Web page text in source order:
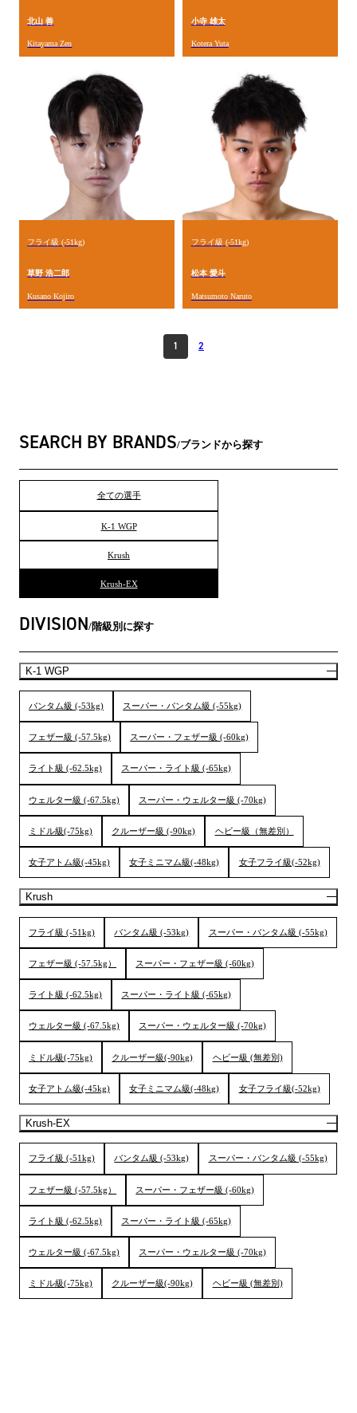
北山 善
Kitayama Zen
小寺 雄太
Kotera Yuta
フライ級 (-51kg)
草野 浩二郎
Kusano Kojiro
フライ級 (-51kg)
松本 愛斗
Matsumoto Naruto
1 2
SEARCH BY BRANDS ブランドから探す
全ての選手
K-1 WGP
Krush
Krush-EX
DIVISION 階級別に探す
K-1 WGP
バンタム級 (-53kg) スーパー・バンタム級 (-55kg)
フェザー級 (-57.5kg) スーパー・フェザー級 (-60kg)
ライト級 (-62.5kg) スーパー・ライト級 (-65kg)
ウェルター級 (-67.5kg) スーパー・ウェルター級 (-70kg)
ミドル級(-75kg) クルーザー級 (-90kg) ヘビー級（無差別）
女子アトム級(-45kg) 女子ミニマム級(-48kg) 女子フライ級(-52kg)
Krush
フライ級 (-51kg) バンタム級 (-53kg) スーパー・バンタム級 (-55kg)
フェザー級 (-57.5kg） スーパー・フェザー級 (-60kg)
ライト級 (-62.5kg) スーパー・ライト級 (-65kg)
ウェルター級 (-67.5kg) スーパー・ウェルター級 (-70kg)
ミドル級(-75kg) クルーザー級(-90kg) ヘビー級 (無差別)
女子アトム級(-45kg) 女子ミニマム級(-48kg) 女子フライ級(-52kg)
Krush-EX
フライ級 (-51kg) バンタム級 (-53kg) スーパー・バンタム級 (-55kg)
フェザー級 (-57.5kg） スーパー・フェザー級 (-60kg)
ライト級 (-62.5kg) スーパー・ライト級 (-65kg)
ウェルター級 (-67.5kg) スーパー・ウェルター級 (-70kg)
ミドル級(-75kg) クルーザー級(-90kg) ヘビー級 (無差別)